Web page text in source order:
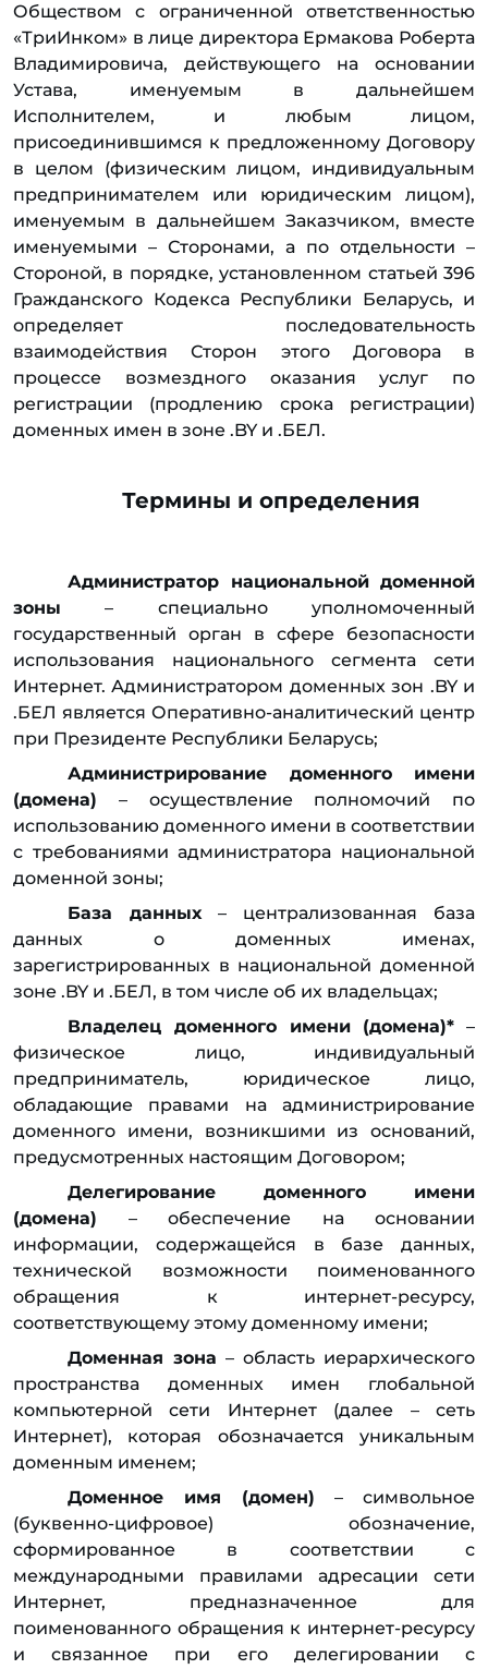
Обществом с ограниченной ответственностью
«ТриИнком» в лице директора Ермакова Роберта
Владимировича, действующего на основании
Устава, именуемым в дальнейшем
Исполнителем, и любым лицом,
присоединившимся к предложенному Договору
в целом (физическим лицом, индивидуальным
предпринимателем или юридическим лицом),
именуемым в дальнейшем Заказчиком, вместе
именуемыми – Сторонами, а по отдельности –
Стороной, в порядке, установленном статьей 396
Гражданского Кодекса Республики Беларусь, и
определяет последовательность
взаимодействия Сторон этого Договора в
процессе возмездного оказания услуг по
регистрации (продлению срока регистрации)
доменных имен в зоне .BY и .БЕЛ.
Термины и определения
Администратор национальной доменной
зоны – специально уполномоченный
государственный орган в сфере безопасности
использования национального сегмента сети
Интернет. Администратором доменных зон .BY и
.БЕЛ является Оперативно-аналитический центр
при Президенте Республики Беларусь;
Администрирование доменного имени
(домена) – осуществление полномочий по
использованию доменного имени в соответствии
с требованиями администратора национальной
доменной зоны;
База данных– централизованная база
данных о доменных именах,
зарегистрированных в национальной доменной
зоне .BY и .БЕЛ, в том числе об их владельцах;
Владелец доменного имени (домена)* –
физическое лицо, индивидуальный
предприниматель, юридическое лицо,
обладающие правами на администрирование
доменного имени, возникшими из оснований,
предусмотренных настоящим Договором;
Делегирование доменного имени
(домена) – обеспечение на основании
информации, содержащейся в базе данных,
технической возможности поименованного
обращения к интернет-ресурсу,
соответствующему этому доменному имени;
Доменная зона – область иерархического
пространства доменных имен глобальной
компьютерной сети Интернет (далее – сеть
Интернет), которая обозначается уникальным
доменным именем;
Доменное имя (домен) – символьное
(буквенно-цифровое) обозначение,
сформированное в соответствии с
международными правилами адресации сети
Интернет, предназначенное для
поименованного обращения к интернет-ресурсу
и связанное при его делегировании с